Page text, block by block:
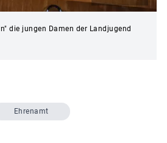
die jungen Damen der Landjugend
Ehrenamt